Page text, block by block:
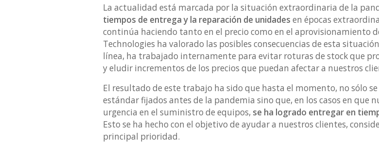
La actualidad está marcada por la situación extraordinaria de la
tiempos de entrega y la reparación de unidades en épocas
continúa haciendo tanto en el precio como en el aprovisionamiento
Technologies ha valorado las posibles consecuencias de esta
línea, ha trabajado internamente para evitar roturas de stock que
y eludir incrementos de los precios que puedan afectar a nuestros
El resultado de este trabajo ha sido que hasta el momento, no sólo
estándar fijados antes de la pandemia sino que, en los casos en que
urgencia en el suministro de equipos, se ha logrado entregar en
Esto se ha hecho con el objetivo de ayudar a nuestros clientes,
principal prioridad.